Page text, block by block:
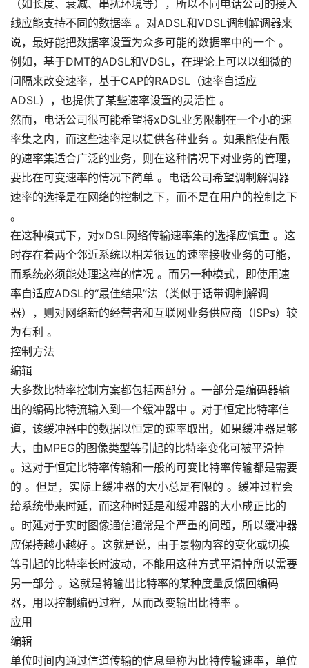
（如长度、衰减、串扰环境等），所以不同电话公司的接入
线应能支持不同的数据率 。对ADSL和VDSL调制解调器来
说，最好能把数据率设置为众多可能的数据率中的一个 。
例如，基于DMT的ADSL和VDSL，在理论上可以以细微的
间隔来改变速率，基于CAP的RADSL（速率自适应
ADSL），也提供了某些速率设置的灵活性 。
然而，电话公司很可能希望将xDSL业务限制在一个小的速
率集之内，而这些速率足以提供各种业务 。如果能使有限
的速率集适合广泛的业务，则在这种情况下对业务的管理，
要比在可变速率的情况下简单 。电话公司希望调制解调器
速率的选择是在网络的控制之下，而不是在用户的控制之下
。
在这种模式下，对xDSL网络传输速率集的选择应慎重 。这
时存在着两个邻近系统以相差很远的速率接收业务的可能，
而系统必须能处理这样的情况 。而另一种模式，即使用速
率自适应ADSL的“最佳结果”法（类似于话带调制解调
器），则对网络新的经营者和互联网业务供应商（ISPs）较
为有利 。
控制方法
编辑
大多数比特率控制方案都包括两部分 。一部分是编码器输
出的编码比特流输入到一个缓冲器中 。对于恒定比特率信
道，该缓冲器中的数据以恒定的速率取出，如果缓冲器足够
大，由MPEG的图像类型等引起的比特率变化可被平滑掉
。这对于恒定比特率传输和一般的可变比特率传输都是需要
的 。但是，实际上缓冲器的大小总是有限的 。缓冲过程会
给系统带来时延，而这种时延是和缓冲器的大小成正比的
。时延对于实时图像通信通常是个严重的问题，所以缓冲器
应保持越小越好 。这就是说，由于景物内容的变化或切换
等引起的比特率长时波动，不能用这种方式平滑掉所以需要
另一部分 。这就是将输出比特率的某种度量反馈回编码
器，用以控制编码过程，从而改变输出比特率 。
应用
编辑
单位时间内通过信道传输的信息量称为比特传输速率，单位